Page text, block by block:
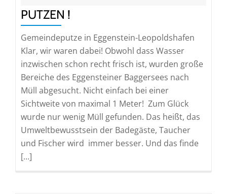
PUTZEN !
Gemeindeputze in Eggenstein-Leopoldshafen
Klar, wir waren dabei! Obwohl dass Wasser
inzwischen schon recht frisch ist, wurden große
Bereiche des Eggensteiner Baggersees nach
Müll abgesucht. Nicht einfach bei einer
Sichtweite von maximal 1 Meter! Zum Glück
wurde nur wenig Müll gefunden. Das heißt, das
Umweltbewusstsein der Badegäste, Taucher
und Fischer wird immer besser. Und das finde
[…]